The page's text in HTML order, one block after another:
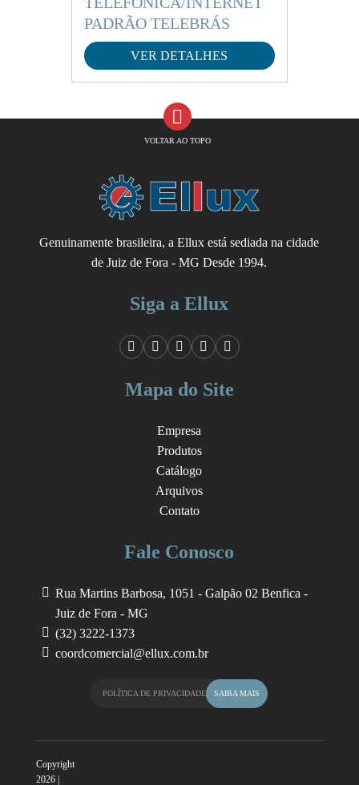
PADRÃO TELEBRÁS
VER DETALHES
VOLTAR AO TOPO
Genuinamente brasileira, a Ellux está sediada na cidade
de Juiz de Fora - MG Desde 1994.
Siga a Ellux
Mapa do Site
Empresa
Produtos
Catálogo
Arquivos
Contato
Fale Conosco
Rua Martins Barbosa, 1051 - Galpão 02 Benfica -
Juiz de Fora - MG
(32) 3222-1373
coordcomercial@ellux.com.br
POLÍTICA DE PRIVACIDADE SAIBA MAIS
Copyright
2026 |